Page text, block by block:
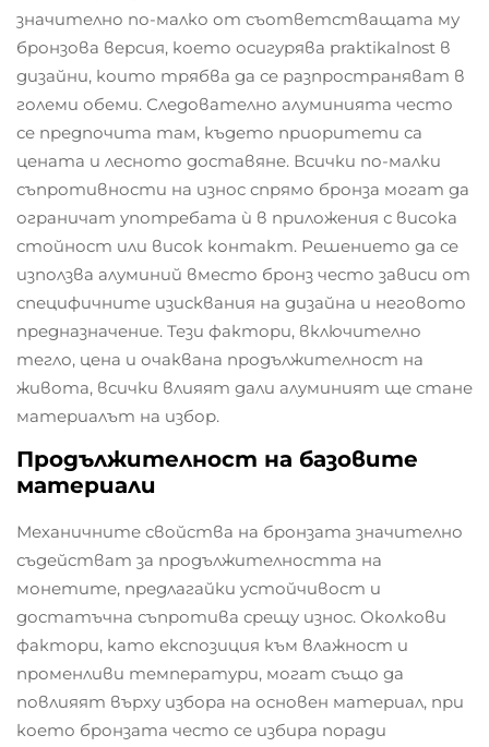
значително по-малко от съответстващата му
бронзова версия, което осигурява praktikalnost в
дизайни, които трябва да се разпространяват в
големи обеми. Следователно алуминията често
се предпочита там, където приоритети са
цената и лесното доставяне. Всички по-малки
съпротивности на износ спрямо бронза могат да
ограничат употребата ѝ в приложения с висока
стойност или висок контакт. Решението да се
използва алуминий вместо бронз често зависи от
специфичните изисквания на дизайна и неговото
предназначение. Тези фактори, включително
тегло, цена и очаквана продължителност на
живота, всички влияят дали алуминият ще стане
материалът на избор.
Продължителност на базовите
материали
Механичните свойства на бронзата значително
съдействат за продължителността на
монетите, предлагайки устойчивост и
достатъчна съпротива срещу износ. Околкови
фактори, като експозиция към влажност и
променливи температури, могат също да
повлияят върху избора на основен материал, при
което бронзата често се избира поради